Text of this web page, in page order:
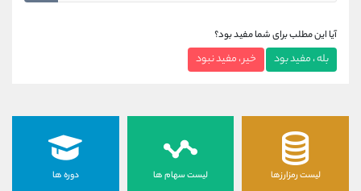
آیا این مطلب برای شما مفید بود؟
بله ، مفید بود خیر ، مفید نبود
لیست رمزارزها لیست سهام ها دوره ها